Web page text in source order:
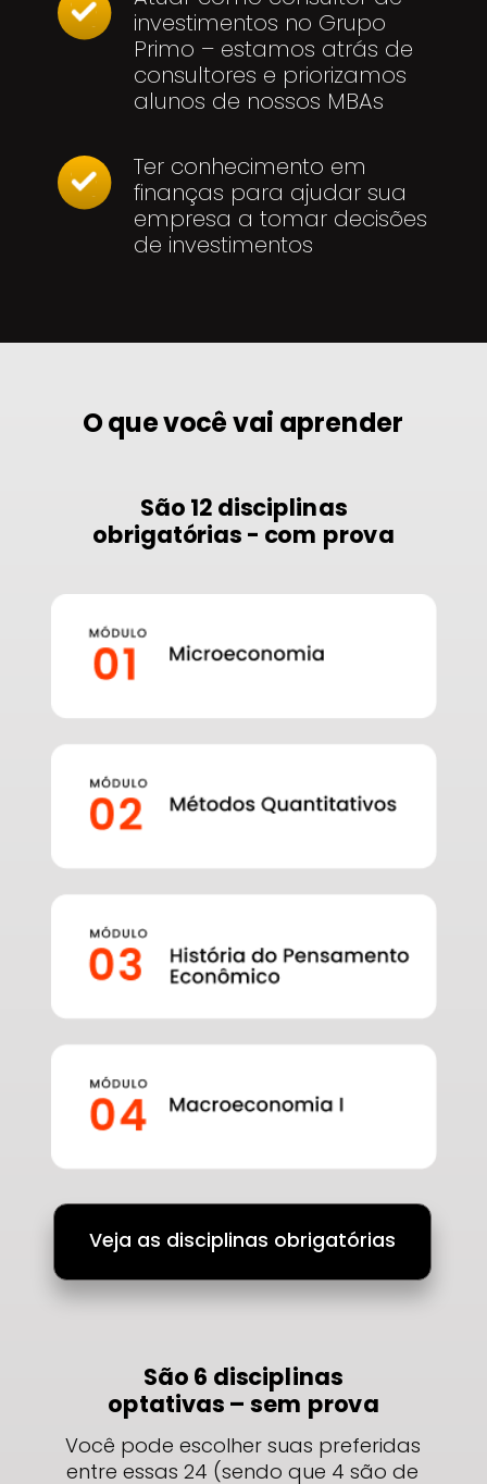
investimentos no Grupo
Primo – estamos atrás de
consultores e priorizamos
alunos de nossos MBAs
Ter conhecimento em
finanças para ajudar sua
empresa a tomar decisões
de investimentos
O que você vai aprender
São 12 disciplinas
obrigatórias - com prova
Veja as disciplinas obrigatórias
São 6 disciplinas
optativas – sem prova
Você pode escolher suas preferidas
entre essas 24 (sendo que 4 são de